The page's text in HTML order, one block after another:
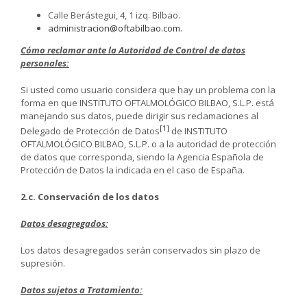
Calle Berástegui, 4, 1 izq. Bilbao.
administracion@oftabilbao.com.
Cómo reclamar ante la Autoridad de Control de datos
personales:
Si usted como usuario considera que hay un problema con la
forma en que INSTITUTO OFTALMOLÓGICO BILBAO, S.L.P. está
manejando sus datos, puede dirigir sus reclamaciones al
Delegado de Protección de Datos[1] de INSTITUTO
OFTALMOLÓGICO BILBAO, S.L.P. o a la autoridad de protección
de datos que corresponda, siendo la Agencia Española de
Protección de Datos la indicada en el caso de España.
2.c. Conservación de los datos
Datos desagregados:
Los datos desagregados serán conservados sin plazo de
supresión.
Datos sujetos a Tratamiento: